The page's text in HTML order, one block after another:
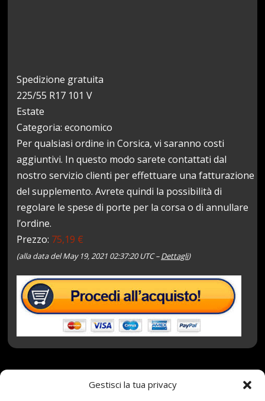
Gestisci la tua privacy
Spedizione gratuita
225/55 R17 101 V
Estate
Categoria: economico
Per qualsiasi ordine in Corsica, vi saranno costi
aggiuntivi. In questo modo sarete contattati dal
nostro servizio clienti per effettuare una fatturazione
del supplemento. Avrete quindi la possibilità di
regolare le spese di porte per la corsa o di annullare
l’ordine.
Prezzo: 75,19 €
(alla data del May 19, 2021 02:37:20 UTC –Dettagli)
19 Maggio 2021 redazione